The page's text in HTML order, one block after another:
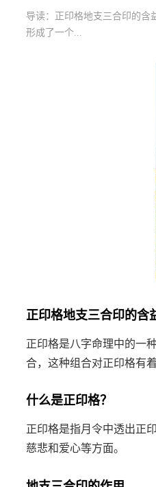
导读：
正印格地支三合印的含
形成了一个...
正印格地支三合印的含
正印格是八字命理中的一
合，这种组合对正印格有
什么是正印格？
正印格是指月令中透出正
慈悲和爱心等方面。